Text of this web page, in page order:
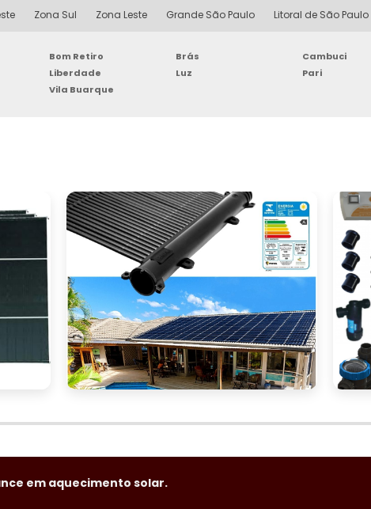
Zona Sul Zona Leste Grande São Paulo Litoral de São Paulo
Bom Retiro Brás Cambuci
Liberdade Luz Pari
Vila Buarque
em aquecimento solar.